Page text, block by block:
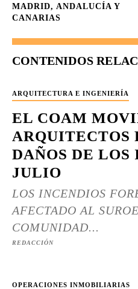
MADRID, ANDALUCÍA Y
CANARIAS
CONTENIDOS
ARQUITECTURA E INGENIERÍA
EL COAM
ARQUITECTOS
DAÑOS DE LOS
JULIO
LOS INCENDIOS
AFECTADO AL
COMUNIDAD...
REDACCIÓN
OPERACIONES INMOBILIARIAS